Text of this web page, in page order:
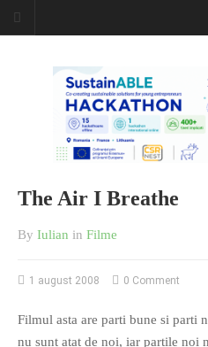
Caiet de
insemnari
DESCARCĂ!
The Air I Breathe
By Iulian in Filme
1 august 2008 0 Comment
Filmul asta are parti bune si parti
nu sunt atat de noi, iar partile noi